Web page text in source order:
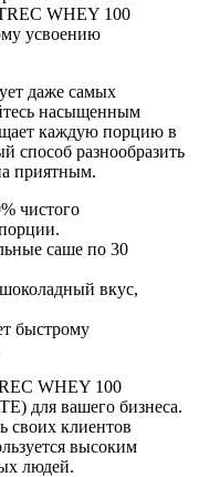
WHEY 100
усвоению
даже самых
насыщенным
каждую порцию в
способ разнообразить
приятным.
чистого
саше по 30
вкус,
быстрому
WHEY 100
для вашего бизнеса.
своих клиентов
высоким
людей.